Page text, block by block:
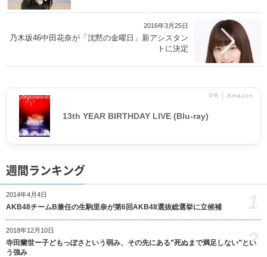
2016年3月25日
乃木坂46中田花奈が「沈黙の金曜日」新アシスタン
トに決定
PR │ Amazon
13th YEAR BIRTHDAY LIVE (Blu-ray)
週間ランキング
2014年4月4日
AKB48チームB兼任の生駒里奈が第6回AKB48選抜総選挙に立候補
2018年12月10日
寺田蘭世ー子どもっぽさという弱み、その先にある”死ぬまで満足しない”とい
う強み
2